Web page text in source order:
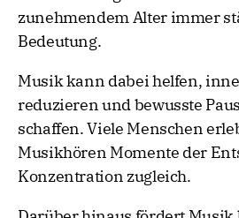
zunehmendem Alter immer
Bedeutung.
Musik kann dabei helfen,
reduzieren und bewusste
schaffen. Viele Menschen
Musikhören Momente der
Konzentration zugleich.